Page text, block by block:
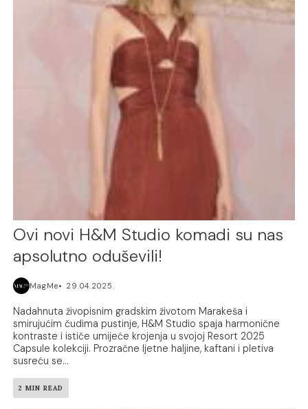
Ovi novi H&M Studio komadi su nas
apsolutno oduševili!
MagMe 29.04.2025.
Nadahnuta živopisnim gradskim životom Marakeša i
smirujućim čudima pustinje, H&M Studio spaja harmonične
kontraste i ističe umijeće krojenja u svojoj Resort 2025
Capsule kolekciji. Prozračne ljetne haljine, kaftani i pletiva
susreću se...
2 MIN READ